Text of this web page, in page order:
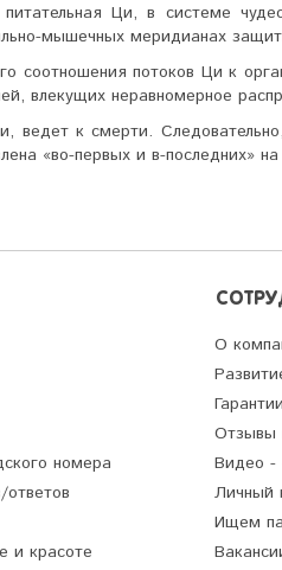
Ци, в системе
мышечных меридианах
соотноше­ния потоков Ци к
влекущих неравномерное
ведет к смер­ти.
«во-первых и в-последних»
номера
и красоте
О
Гарантии
Отзывы
Видео -
Личный
Ищем